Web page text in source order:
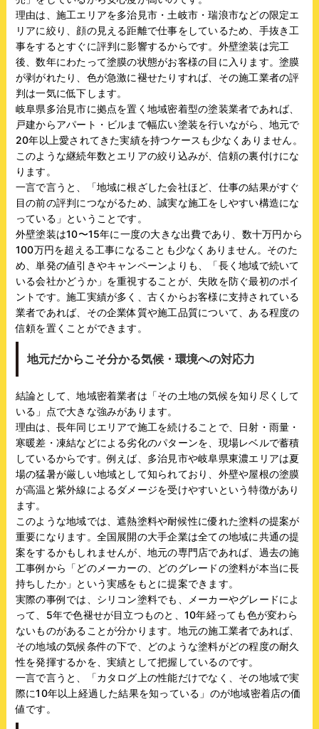
理由は、施工エリアを多治見市・土岐市・瑞浪市などの限定エ
リアに絞り、顔の見える距離で仕事をしているため、手抜き工
事をするとすぐに評判に影響するからです。外壁塗装は完工
後、数年にわたって塗膜の状態がお客様の目に入ります。塗膜
が剥がれたり、色が急激に褪せたりすれば、その施工業者の評
判は一気に低下します。
岐阜県多治見市に拠点を置く地域密着型の塗装業者であれば、
戸建からアパート・ビルまで幅広い塗装を行いながら、地元で
20年以上愛されてきた実績を持つケースも少なくありません。
このような継続年数とエリアの絞り込みが、信頼の裏付けにな
ります。
一言で言うと、「地域に根ざした会社ほど、仕事の結果がすぐ
目の前の評判につながるため、誠実な施工をしやすい構造にな
っている」ということです。
外壁塗装は10〜15年に一度の大きな出費であり、数十万円から
100万円を超える工事になることも少なくありません。そのた
め、単発の値引きやキャンペーンよりも、「長く地域で続いて
いる会社かどうか」を重視することが、失敗を防ぐ最初のポイ
ントです。施工実績が多く、古くからお客様に支持されている
業者であれば、その企業体質や施工品質について、ある程度の
信頼を置くことができます。
地元だからこそ分かる気候・環境への対応力
結論として、地域密着業者は「その土地の気候を知り尽くして
いる」点で大きな強みがあります。
理由は、長年同じエリアで施工を続けることで、日射・雨量・
寒暖差・凍結などによる劣化のパターンを、現場レベルで蓄積
しているからです。例えば、多治見市や岐阜県東濃エリアは夏
場の猛暑が厳しい地域として知られており、外壁や屋根の塗膜
が高温と紫外線によるダメージを受けやすいという特徴があり
ます。
このような地域では、遮熱塗料や耐候性に優れた塗料の提案が
重要になります。全国展開の大手企業は全ての地域に共通の提
案をするかもしれませんが、地元の専門店であれば、過去の施
工事例から「どのメーカーの、どのグレードの塗料が本当に長
持ちしたか」という実感をもとに提案できます。
実際の事例では、シリコン塗料でも、メーカーやグレードによ
って、5年で色褪せが目立つものと、10年経っても色が変わら
ないものがあることが分かります。地元の施工業者であれば、
その地域の気候条件の下で、どのような塗料がどの程度の耐久
性を発揮するかを、実績として把握しているのです。
一言で言うと、「カタログ上の性能だけでなく、その地域で実
際に10年以上経過した結果を知っている」のが地域密着店の価
値です。